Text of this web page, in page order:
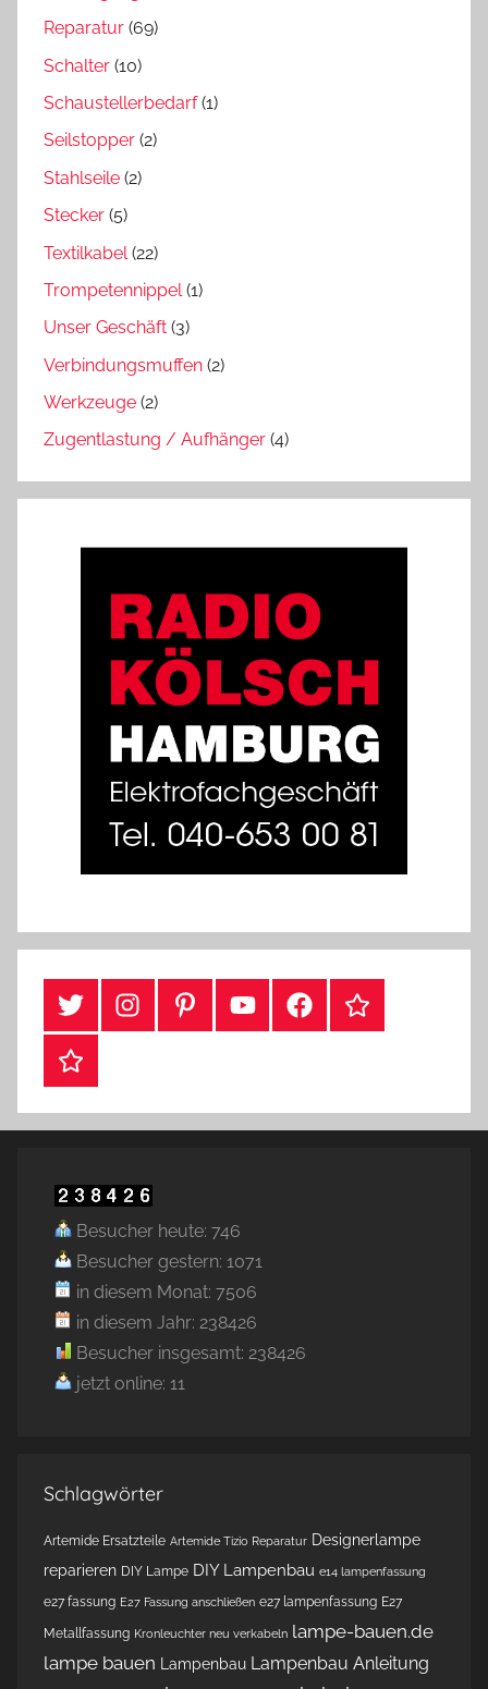
Reparatur (69)
Schalter (10)
Schaustellerbedarf(1)
Seilstopper (2)
Stahlseile (2)
Stecker (5)
Textilkabel (22)
Trompetennippel(1)
Unser Geschäft (3)
Verbindungsmuffen (2)
Werkzeuge (2)
Zugentlastung / Aufhänger (4)
#TwitterInstagramPinterestYouTubeFacebookTikTok
Webshop
Besucher heute: 746
Besucher gestern: 1071
in diesem Monat: 7506
in diesem Jahr: 238426
Besucher insgesamt: 238426
jetzt online: 11
Schlagwörter
Artemide Ersatzteile Artemide Tizio Reparatur Designerlampe
reparieren DIY Lampe DIY Lampenbau e14 lampenfassung
e27 fassung E27 Fassung anschließen e27 lampenfassung E27
Metallfassung Kronleuchter neu verkabeln lampe-bauen.de
lampe bauen
Lampenbau Lampenbau Anleitung